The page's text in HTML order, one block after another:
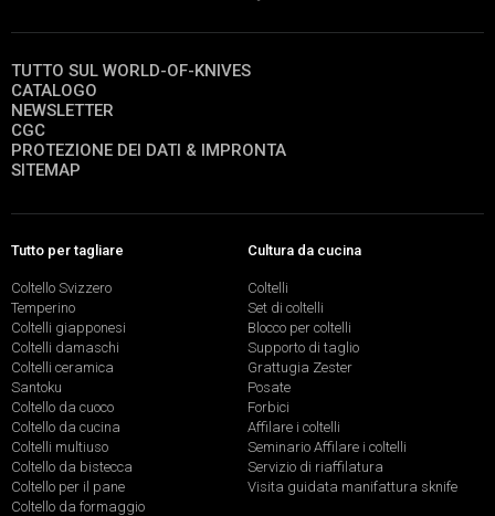
TUTTO SUL WORLD-OF-KNIVES
CATALOGO
NEWSLETTER
CGC
PROTEZIONE DEI DATI & IMPRONTA
SITEMAP
Tutto per tagliare
Coltello Svizzero
Temperino
Coltelli giapponesi
Coltelli damaschi
Coltelli ceramica
Santoku
Coltello da cuoco
Coltello da cucina
Coltelli multiuso
Coltello da bistecca
Coltello per il pane
Coltello da formaggio
Cultura da cucina
Coltelli
Set di coltelli
Blocco per coltelli
Supporto di taglio
Grattugia Zester
Posate
Forbici
Affilare i coltelli
Seminario Affilare i coltelli
Servizio di riaffilatura
Visita guidata manifattura sknife